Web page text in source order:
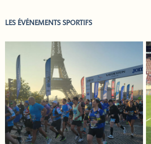
LES ÉVÉNEMENTS SPORTIFS